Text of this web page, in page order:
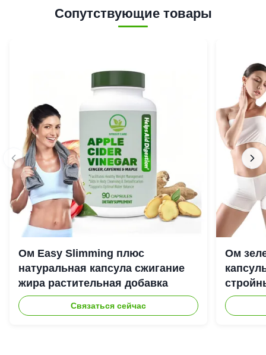
Сопутствующие товары
Ом Easy Slimming плюс
натуральная капсула сжигание
жира растительная добавка
Связаться сейчас
Ом